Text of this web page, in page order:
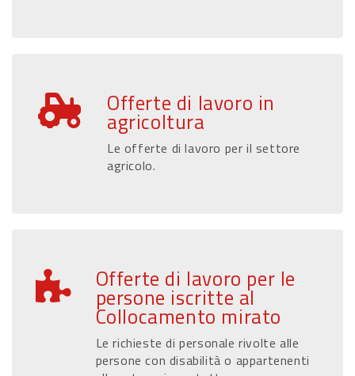
Offerte di lavoro in
agricoltura
Le offerte di lavoro per il settore
agricolo.
Offerte di lavoro per le
persone iscritte al
Collocamento mirato
Le richieste di personale rivolte alle
persone con disabilità o appartenenti